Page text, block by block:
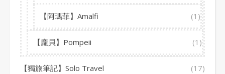
【阿瑪菲】Amalfi (1)
【龐貝】Pompeii (1)
【獨旅筆記】Solo Travel (17)